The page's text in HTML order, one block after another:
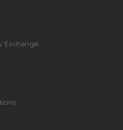
Exchange